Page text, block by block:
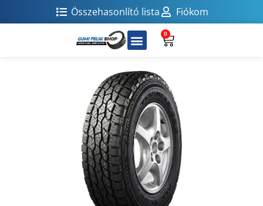
Összehasonlító lista Fiókom
0